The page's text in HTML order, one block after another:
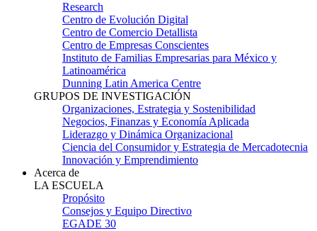
Research
Centro de Evolución Digital
Centro de Comercio Detallista
Centro de Empresas Conscientes
Instituto de Familias Empresarias para México y
Latinoamérica
Dunning Latin America Centre
GRUPOS DE INVESTIGACIÓN
Organizaciones, Estrategia y Sostenibilidad
Negocios, Finanzas y Economía Aplicada
Liderazgo y Dinámica Organizacional
Ciencia del Consumidor y Estrategia de Mercadotecnia
Innovación y Emprendimiento
Acerca de
LA ESCUELA
Propósito
Consejos y Equipo Directivo
EGADE 30